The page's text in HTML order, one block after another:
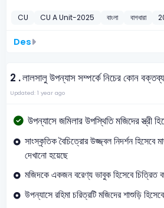
CU CU A Unit-2025 বাংলা বাগধারা
Des
2 .লালসালু উপন্যাস সম্পর্কে নিচের কোন
Updated: 1 year ago
উপন্যাসে জমিলার উপস্থিতি মজিদের স্ত্রী
সাংস্কৃতিক বৈচিত্রোর উজ্জ্বল নিদর্শন হিসেবে
দেখানো হয়েছে
মজিদকে একজন বরেণ্য ভাবুক হিসেবে চিত্রিত
উপন্যাসে রহিমা চরিত্রটি মজিদের শাশুড়ি